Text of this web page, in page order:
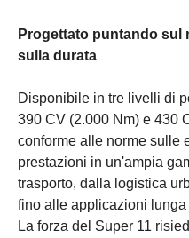
Progettato puntando sul
sulla durata
Disponibile in tre livelli di
390 CV (2.000 Nm) e 430
conforme alle norme sulle
prestazioni in un'ampia
trasporto, dalla logistica
fino alle applicazioni lunga
La forza del Super 11